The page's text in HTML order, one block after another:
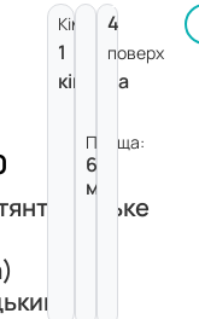
Кімнат:
1
кімната
Площа:
65
м²
4
поверх